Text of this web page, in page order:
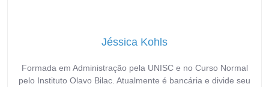
Jéssica Kohls
Formada em Administração pela UNISC e no Curso Normal
pelo Instituto Olavo Bilac. Atualmente é bancária e divide seu